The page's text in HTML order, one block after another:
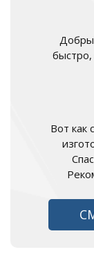
быстро,
Вот как